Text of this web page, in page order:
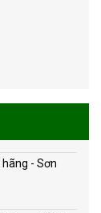
- Sơn